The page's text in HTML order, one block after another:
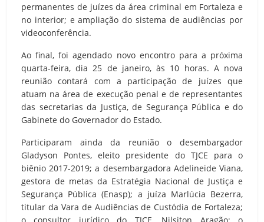
permanentes de juízes da área criminal em Fortaleza e
no interior; e ampliação do sistema de audiências por
videoconferência.
Ao final, foi agendado novo encontro para a próxima
quarta-feira, dia 25 de janeiro, às 10 horas. A nova
reunião contará com a participação de juízes que
atuam na área de execução penal e de representantes
das secretarias da Justiça, de Segurança Pública e do
Gabinete do Governador do Estado.
Participaram ainda da reunião o desembargador
Gladyson Pontes, eleito presidente do TJCE para o
biênio 2017-2019; a desembargadora Adelineide Viana,
gestora de metas da Estratégia Nacional de Justiça e
Segurança Pública (Enasp); a juíza Marlúcia Bezerra,
titular da Vara de Audiências de Custódia de Fortaleza;